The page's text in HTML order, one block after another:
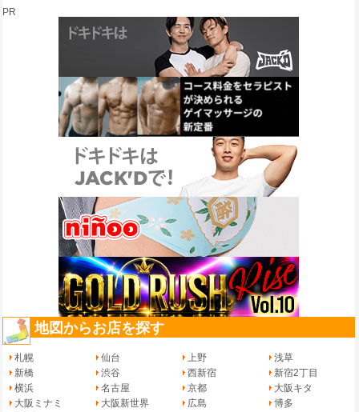
PR
地図からお店を探す
札幌 仙台 上野
浅草
新橋
渋谷 西新宿
新宿2丁目
横浜
名古屋 京都
大阪キタ
大阪ミナミ
大阪新世界 広島
博多